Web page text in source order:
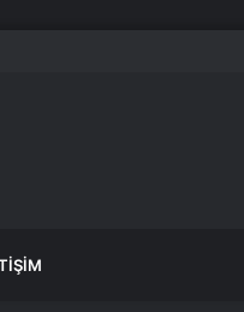
akaryakıt fiyatları!